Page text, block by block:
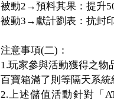
被動2→預料其果：提升
被動3→獻計劉表：抗封
注意事項(二)：
1.玩家參與活動獲得之
百寶箱滿了則等隔天系
2.上述儲值活動針對「